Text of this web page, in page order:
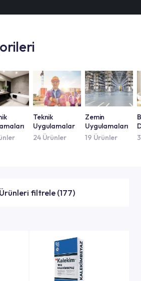
Teknik
Uygulamalar
24 Ürünler
Zemin
Uygulamaları
19 Ürünler
Ürünleri filtrele (177)